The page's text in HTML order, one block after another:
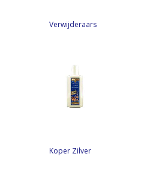
Verwijderaars
Koper Zilver